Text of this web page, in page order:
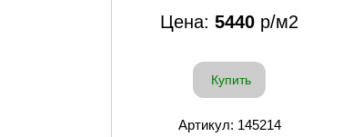
Цена: 5440 р/м2
Купить
Артикул: 145214